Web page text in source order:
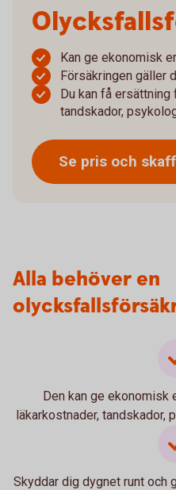
Kan ge ekonomisk
Försäkringen gäller
Du kan få ersättning
tandskador,
Se pris och
Alla behöver en
Den kan ge ekonomisk
läkarkostnader, tandskador,
Skyddar dig dygnet runt och